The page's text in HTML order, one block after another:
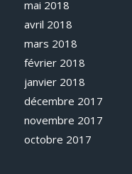
mai 2018
avril 2018
mars 2018
février 2018
janvier 2018
décembre 2017
novembre 2017
octobre 2017